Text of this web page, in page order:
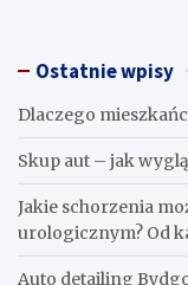
Ostatnie wpisy
Dlaczego
Skup aut – jak
Jakie schorzenia
urologicznym? Od
Auto detailing